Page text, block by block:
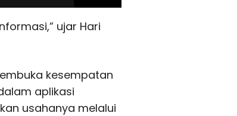
ujar Hari
kesempatan
aplikasi
usahanya melalui